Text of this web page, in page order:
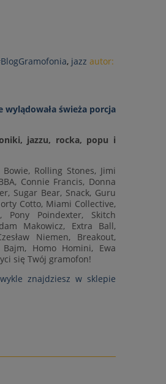
, jazz autor:
wylądowała świeża porcja
jazzu, rocka, popu i
Rolling Stones, Jimi
Connie Francis, Donna
Sugar Bear, Snack, Guru
Cotto, Miami Collective,
Poindexter, Skitch
Makowicz, Extra Ball,
Niemen, Breakout,
Homo Homini, Ewa
się Twój gramofon!
znajdziesz w sklepie